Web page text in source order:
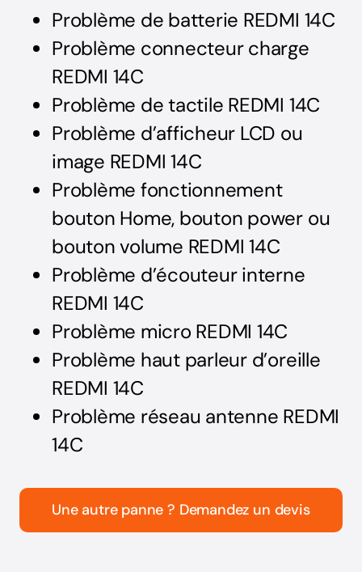
Problème de batterie REDMI 14C
Problème connecteur charge
REDMI 14C
Problème de tactile REDMI 14C
Problème d’afficheur LCD ou
image REDMI 14C
Problème fonctionnement
bouton Home, bouton power ou
bouton volume REDMI 14C
Problème d’écouteur interne
REDMI 14C
Problème micro REDMI 14C
Problème haut parleur d’oreille
REDMI 14C
Problème réseau antenne REDMI
14C
Une autre panne ? Demandez un devis